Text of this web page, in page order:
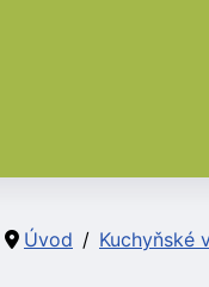
Úvod Kuchyňské